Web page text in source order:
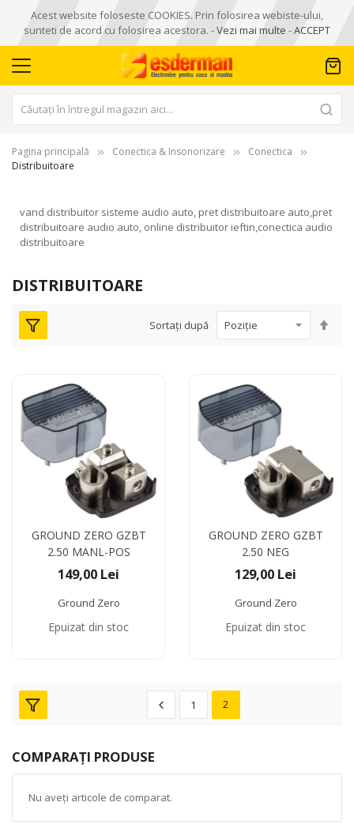
Acest website foloseste COOKIES. Prin folosirea webiste-ului,
sunteti de acord cu folosirea acestora. -Vezi mai multe -ACCEPT
Pagina principală Conectica & Insonorizare
Conectica
Distribuitoare
vand distribuitor sisteme audio auto, pret distribuitoare auto,pret
distribuitoare audio auto, online distribuitor ieftin,conectica audio
distribuitoare
DISTRIBUITOARE
Sortați după
GROUND ZERO GZBT
2.50 MANL-POS
149,00 Lei
Ground Zero
Epuizat din stoc
GROUND ZERO GZBT
2.50 NEG
129,00 Lei
Ground Zero
Epuizat din stoc
1 2
COMPARAȚI PRODUSE
Nu aveți articole de comparat.